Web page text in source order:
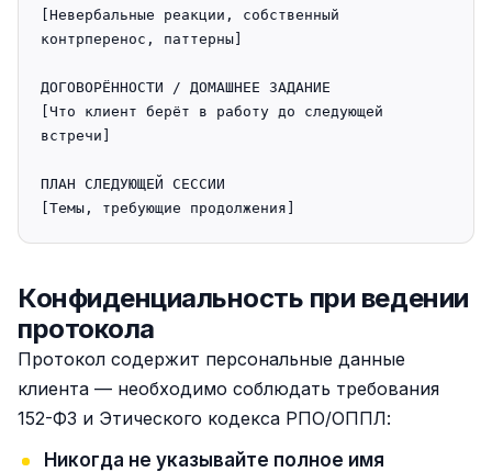
[Невербальные реакции, собственный
контрперенос, паттерны]
ДОГОВОРЁННОСТИ / ДОМАШНЕЕ ЗАДАНИЕ
[Что клиент берёт в работу до следующей
встречи]
ПЛАН СЛЕДУЮЩЕЙ СЕССИИ
Конфиденциальность при ведении
протокола
Протокол содержит персональные данные
клиента — необходимо соблюдать требования
152-ФЗ и Этического кодекса РПО/ОППЛ:
Никогда не указывайте полное имя